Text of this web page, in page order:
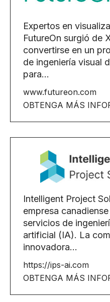
Expertos en
FutureOn surgió de
convertirse en un
de ingeniería visual
para...
www.futureon.com
OBTENGA MÁS
Intelligent Project
empresa
servicios de
artificial (IA). La
innovadora...
https://ips-ai.com
OBTENGA MÁS